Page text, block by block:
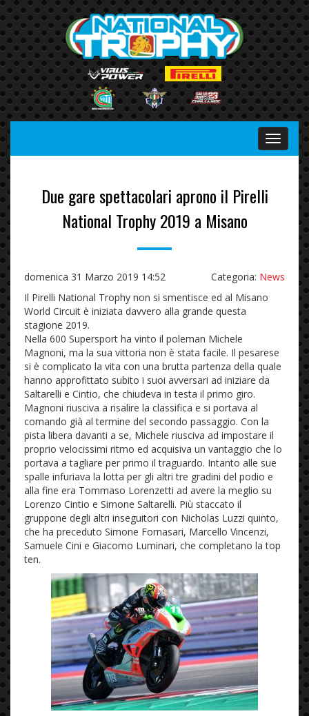
Menu
Due gare spettacolari aprono il Pirelli
National Trophy 2019 a Misano
domenica 31 Marzo 2019 14:52 Categoria: News
Il Pirelli National Trophy non si smentisce ed al Misano
World Circuit è iniziata davvero alla grande questa
stagione 2019.
Nella 600 Supersport ha vinto il poleman Michele
Magnoni, ma la sua vittoria non è stata facile. Il pesarese
si è complicato la vita con una brutta partenza della quale
hanno approfittato subito i suoi avversari ad iniziare da
Saltarelli e Cintio, che chiudeva in testa il primo giro.
Magnoni riusciva a risalire la classifica e si portava al
comando già al termine del secondo passaggio. Con la
pista libera davanti a se, Michele riusciva ad impostare il
proprio velocissimi ritmo ed acquisiva un vantaggio che lo
portava a tagliare per primo il traguardo. Intanto alle sue
spalle infuriava la lotta per gli altri tre gradini del podio e
alla fine era Tommaso Lorenzetti ad avere la meglio su
Lorenzo Cintio e Simone Saltarelli. Più staccato il
gruppone degli altri inseguitori con Nicholas Luzzi quinto,
che ha preceduto Simone Fornasari, Marcello Vincenzi,
Samuele Cini e Giacomo Luminari, che completano la top
ten.